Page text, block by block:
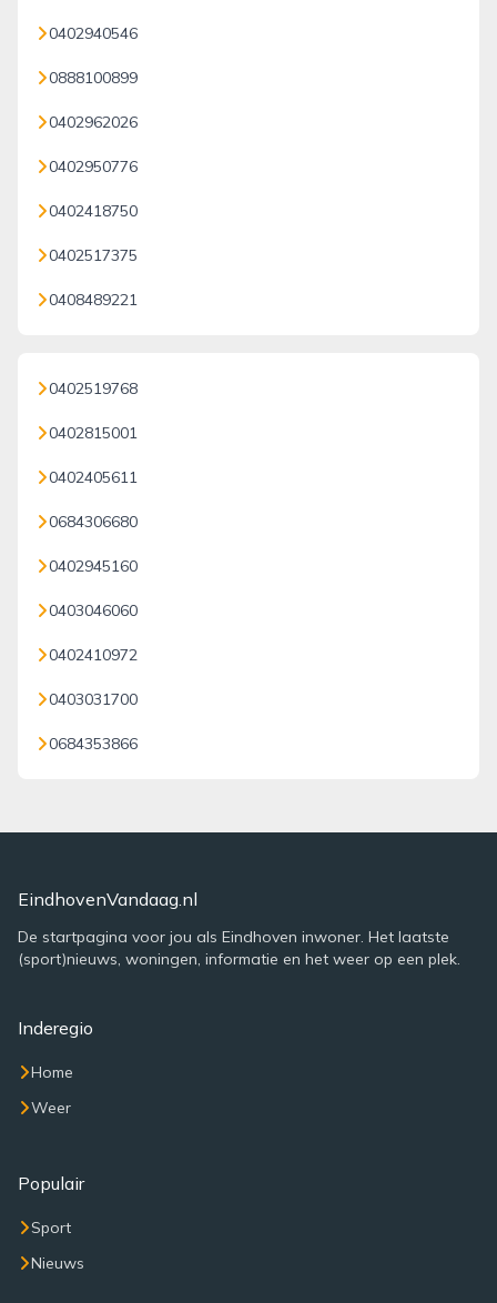
0402940546
0888100899
0402962026
0402950776
0402418750
0402517375
0408489221
0402519768
0402815001
0402405611
0684306680
0402945160
0403046060
0402410972
0403031700
0684353866
EindhovenVandaag.nl
De startpagina voor jou als Eindhoven inwoner. Het laatste
(sport)nieuws, woningen, informatie en het weer op een plek.
Inderegio
Home
Weer
Populair
Sport
Nieuws